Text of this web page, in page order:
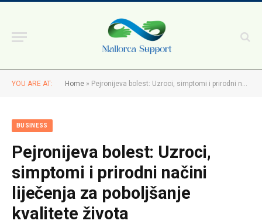
YOU ARE AT: Home » Pejronijeva bolest: Uzroci, simptomi i prirodni načini liječenja za poboljšanje kvalitete života
BUSINESS
Pejronijeva bolest: Uzroci,
simptomi i prirodni načini
liječenja za poboljšanje
kvalitete života